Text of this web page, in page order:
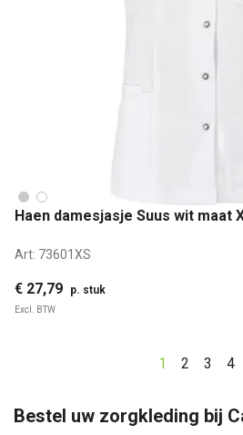
Haen damesjasje Suus wit maat
Art: 73601XS
€ 27,79 p. stuk
Excl. BTW
1 2 3 4
Bestel uw zorgkleding bij